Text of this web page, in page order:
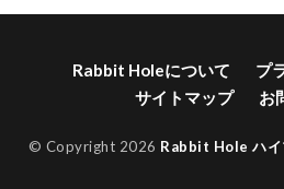
Rabbit Holeについて
プ
サイトマップ
お
© Copyright 2026 Rabbit Hole ハイ